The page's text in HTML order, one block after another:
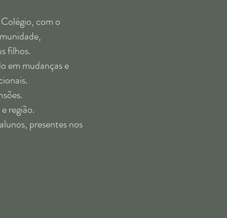
com o
filhos.
mudanças e
região.
presentes nos